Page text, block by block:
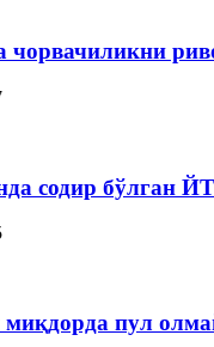
чорвачиликни
содир бўлган
пул